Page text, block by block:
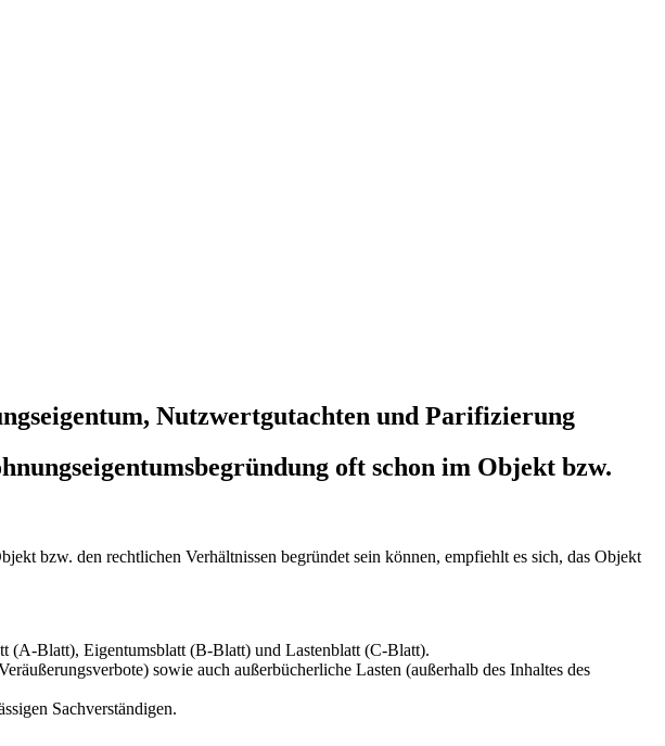
Nutzwertgutachten und Parifizierung
oft schon im Objekt bzw.
bzw. den rechtlichen Verhältnissen begründet sein können, empfiehlt es sich, das Objekt
(A-Blatt), Eigentumsblatt (B-Blatt) und Lastenblatt (C-Blatt).
sowie auch außerbücherliche Lasten (außerhalb des Inhaltes des
Sachverständigen.